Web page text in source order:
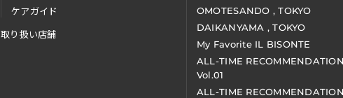
ケアガイド
取り扱い店舗
OMOTESANDO , TOKYO
DAIKANYAMA , TOKYO
My Favorite IL BISONTE
ALL-TIME
Vol.01
ALL-TIME